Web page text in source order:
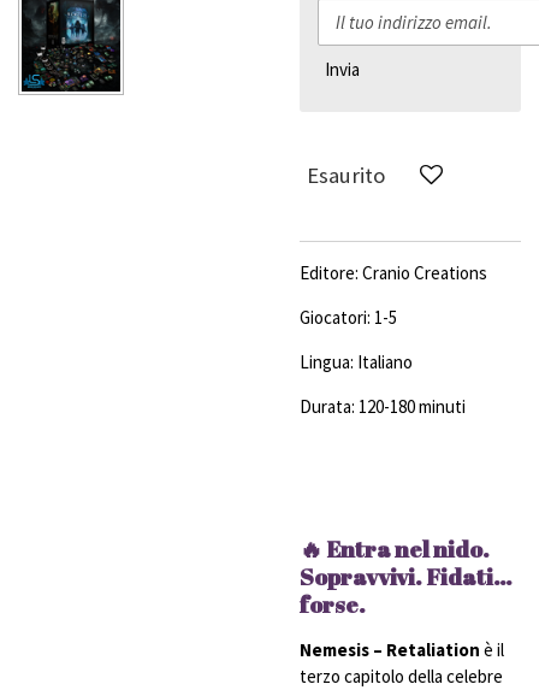
Invia
Esaurito
Editore: Cranio Creations
Giocatori: 1-5
Lingua: Italiano
Durata: 120-180 minuti
🔥 Entra nel nido.
Sopravvivi. Fidati…
forse.
Nemesis – Retaliation è il
terzo capitolo della celebre